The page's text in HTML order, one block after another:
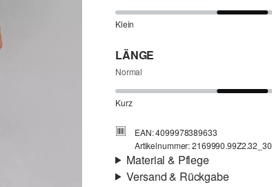
Klein
LÄNGE
Normal
Kurz
EAN: 4099978389633
Artikelnummer: 2169990.99Z2.32_30
Material & Pflege
Versand & Rückgabe